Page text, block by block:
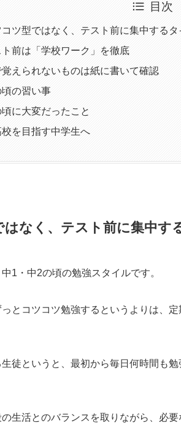
目次
ツ型ではなく、テスト前に集中するタ
前は「学校ワーク」を徹底
えられないものは紙に書いて確認
の習い事
に大変だったこと
校を目指す中学生へ
はなく、テスト前に集中す
1・中2の頃の勉強スタイルです。
とコツコツ勉強するというよりは、
徒というと、最初から毎日何時間も
生活とのバランスを取りながら、必